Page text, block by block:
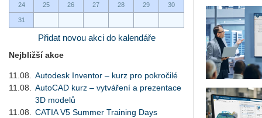
24 25 26 27 28 29 30
31
Přidat novou akci do kalendáře
Nejbližší akce
11.08.
Autodesk Inventor – kurz pro pokročilé
11.08.
AutoCAD kurz – vytváření a prezentace
3D modelů
11.08.
CATIA V5 Summer Training Days